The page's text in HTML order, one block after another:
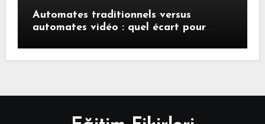
Automates traditionnels versus
automates vidéo : quel écart pour